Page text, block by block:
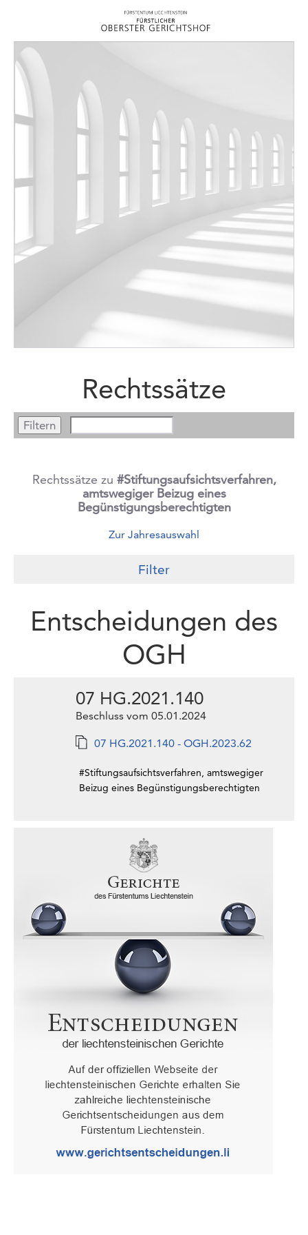
Rechtssätze
Rechtssätze zu #Stiftungsaufsichtsverfahren,
amtswegiger Beizug eines
Begünstigungsberechtigten
Zur Jahresauswahl
Filter
Entscheidungen des
OGH
07 HG.2021.140
Beschluss vom 05.01.2024
07 HG.2021.140 - OGH.2023.62
#Stiftungsaufsichtsverfahren, amtswegiger
Beizug eines Begünstigungsberechtigten